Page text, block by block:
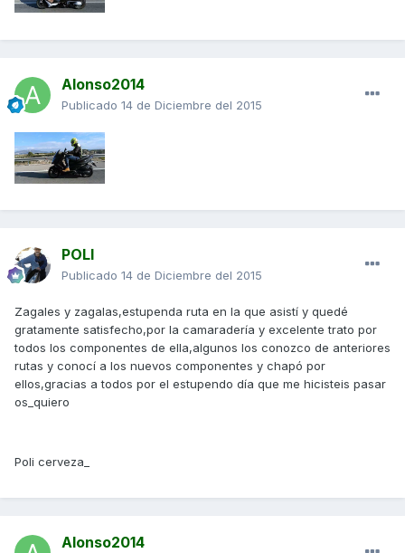
Alonso2014
Publicado 14 de Diciembre del 2015
POLI
Publicado 14 de Diciembre del 2015
Zagales y zagalas,estupenda ruta en la que asistí y quedé
gratamente satisfecho,por la camaradería y excelente trato por
todos los componentes de ella,algunos los conozco de anteriores
rutas y conocí a los nuevos componentes y chapó por
ellos,gracias a todos por el estupendo día que me hicisteis pasar
os_quiero
Poli cerveza_
Alonso2014